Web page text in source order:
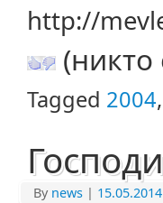
http://
Tagged 2004,
By news | 15.05.2014